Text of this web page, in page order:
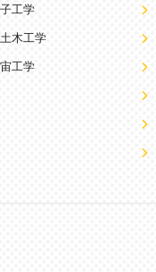
工学
木工学
工学